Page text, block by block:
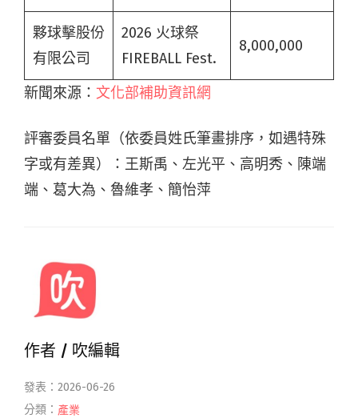
夥球擊股份
有限公司
2026 火球祭
FIREBALL Fest.
8,000,000
新聞來源： 文化部補助資訊網
評審委員名單（依委員姓氏筆畫排序，如遇特殊
字或有差異）：王斯禹、左光平、高明秀、陳端
端、葛大為、魯維孝、簡怡萍
作者 / 吹編輯
發表：2026-06-26
分類： 產業